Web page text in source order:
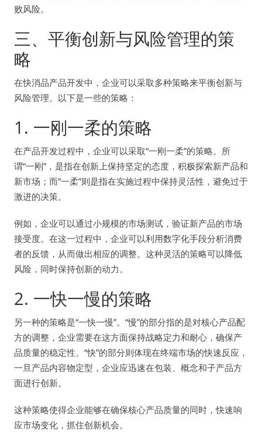
败风险。
三、平衡创新与风险管理的策
略
在快消品产品开发中，企业可以采取多种策略来平衡创新与
风险管理。以下是一些的策略：
1. 一刚一柔的策略
在产品开发过程中，企业可以采取“一刚一柔”的策略。所
谓“一刚”，是指在创新上保持坚定的态度，积极探索新产品和
新市场；而“一柔”则是指在实施过程中保持灵活性，避免过于
激进的决策。
例如，企业可以通过小规模的市场测试，验证新产品的市场
接受度。在这一过程中，企业可以利用数字化手段分析消费
者的反馈，从而做出相应的调整。这种灵活的策略可以降低
风险，同时保持创新的动力。
2. 一快一慢的策略
另一种的策略是“一快一慢”。“慢”的部分指的是对核心产品配
方的调整，企业需要在这方面保持战略定力和耐心，确保产
品质量的稳定性。“快”的部分则体现在终端市场的快速反应，
一旦产品内容物定型，企业应迅速在包装、概念和子产品方
面进行创新。
这种策略使得企业能够在确保核心产品质量的同时，快速响
应市场变化，抓住创新机会。